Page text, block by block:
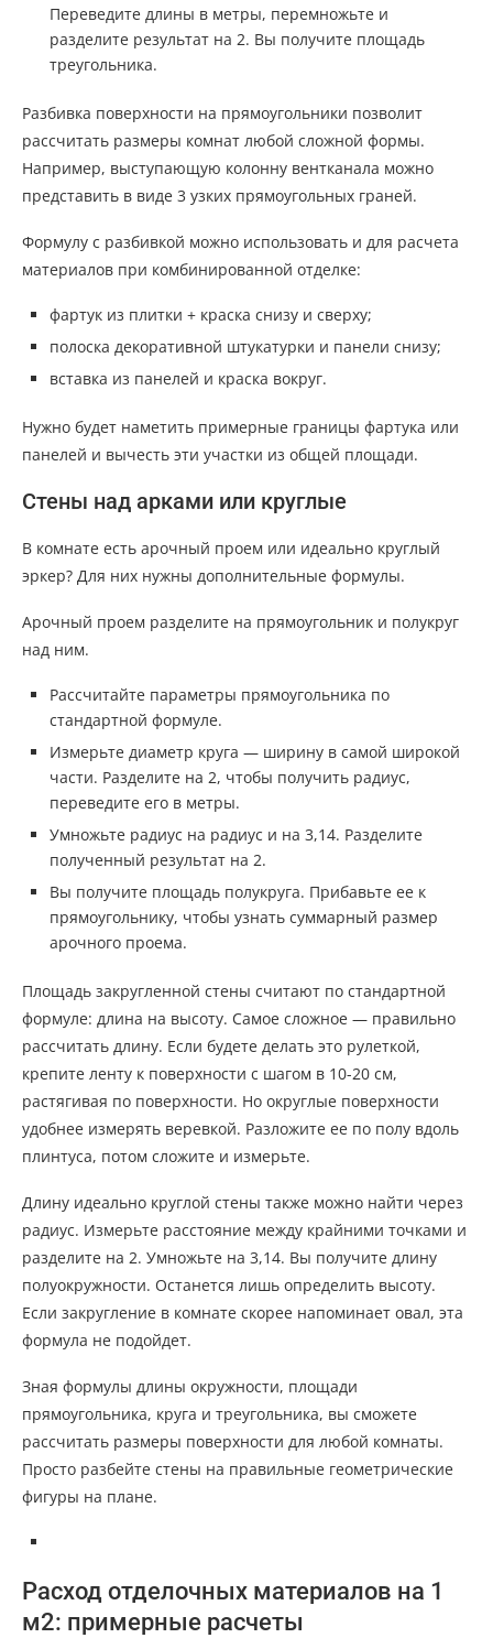
Переведите длины в метры, перемножьте и
разделите результат на 2. Вы получите площадь
треугольника.
Разбивка поверхности на прямоугольники позволит
рассчитать размеры комнат любой сложной формы.
Например, выступающую колонну вентканала можно
представить в виде 3 узких прямоугольных граней.
Формулу с разбивкой можно использовать и для расчета
материалов при комбинированной отделке:
фартук из плитки + краска снизу и сверху;
полоска декоративной штукатурки и панели снизу;
вставка из панелей и краска вокруг.
Нужно будет наметить примерные границы фартука или
панелей и вычесть эти участки из общей площади.
Стены над арками или круглые
В комнате есть арочный проем или идеально круглый
эркер? Для них нужны дополнительные формулы.
Арочный проем разделите на прямоугольник и полукруг
над ним.
Рассчитайте параметры прямоугольника по
стандартной формуле.
Измерьте диаметр круга — ширину в самой широкой
части. Разделите на 2, чтобы получить радиус,
переведите его в метры.
Умножьте радиус на радиус и на 3,14. Разделите
полученный результат на 2.
Вы получите площадь полукруга. Прибавьте ее к
прямоугольнику, чтобы узнать суммарный размер
арочного проема.
Площадь закругленной стены считают по стандартной
формуле: длина на высоту. Самое сложное — правильно
рассчитать длину. Если будете делать это рулеткой,
крепите ленту к поверхности с шагом в 10-20 см,
растягивая по поверхности. Но округлые поверхности
удобнее измерять веревкой. Разложите ее по полу вдоль
плинтуса, потом сложите и измерьте.
Длину идеально круглой стены также можно найти через
радиус. Измерьте расстояние между крайними точками и
разделите на 2. Умножьте на 3,14. Вы получите длину
полуокружности. Останется лишь определить высоту.
Если закругление в комнате скорее напоминает овал, эта
формула не подойдет.
Зная формулы длины окружности, площади
прямоугольника, круга и треугольника, вы сможете
рассчитать размеры поверхности для любой комнаты.
Просто разбейте стены на правильные геометрические
фигуры на плане.
Расход отделочных материалов на 1
м2: примерные расчеты